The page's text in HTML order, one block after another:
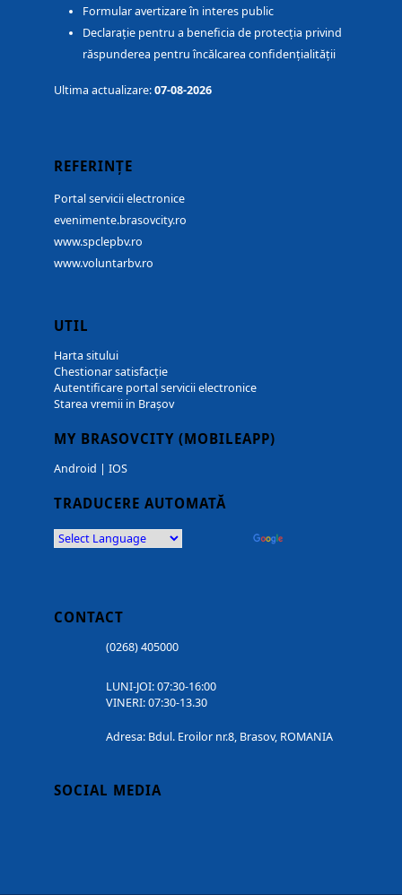
Formular avertizare în interes public
Declarație pentru a beneficia de protecția privind
răspunderea pentru încălcarea confidențialității
Ultima actualizare:07-08-2026
REFERINȚE
Portal servicii electronice
evenimente.brasovcity.ro
www.spclepbv.ro
www.voluntarbv.ro
UTIL
Harta sitului
Chestionar satisfacție
Autentificare portal servicii electronice
Starea vremii in Brașov
MY BRASOVCITY (MOBILEAPP)
Android | IOS
TRADUCERE AUTOMATĂ
CONTACT
(0268) 405000
LUNI-JOI: 07:30-16:00
VINERI: 07:30-13.30
Adresa: Bdul. Eroilor nr.8, Brasov, ROMANIA
SOCIAL MEDIA